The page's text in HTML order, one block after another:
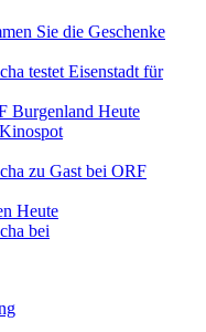
Sie die Geschenke
Burgenland Heute
Heute